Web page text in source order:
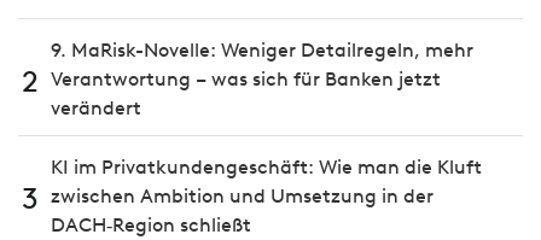
2
9. MaRisk-Novelle: Weniger Detailregeln, mehr
Verantwortung – was sich für Banken jetzt
verändert
3
KI im Privatkundengeschäft: Wie man die Kluft
zwischen Ambition und Umsetzung in der
DACH‑Region schließt